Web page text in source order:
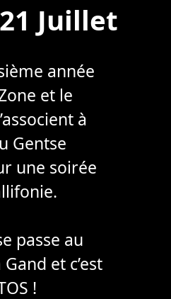
Juillet
année
et le
à
Gentse
une soirée
passe au
et c’est
!